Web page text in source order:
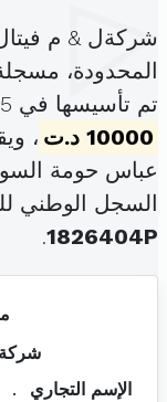
شركةل & م
المحدودة،
تم تأسيسها في 5 جوان 2023 برأس مال قدره
10000 د.ت
عباس حومة
السجل الوطني
1826404P
.
الإسم التجاري
.